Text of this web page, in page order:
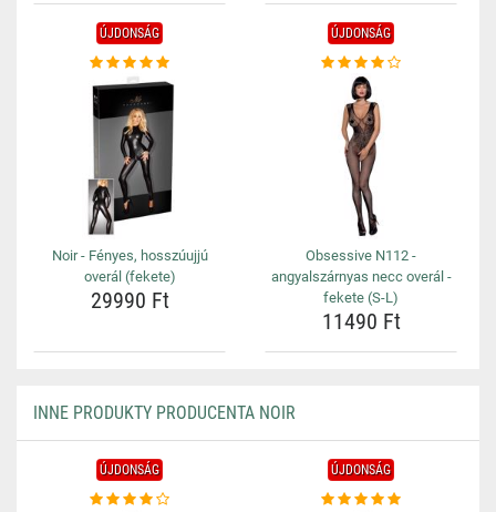
ÚJDONSÁG
Noir - Fényes, hosszúujjú
overál (fekete)
29990 Ft
ÚJDONSÁG
Obsessive N112 -
angyalszárnyas necc overál -
fekete (S-L)
11490 Ft
INNE PRODUKTY PRODUCENTA NOIR
ÚJDONSÁG ÚJDONSÁG